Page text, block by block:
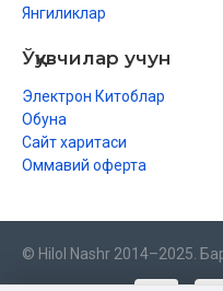
Янгиликлар
Ўқувчилар учун
Электрон Китоблар
Обуна
Сайт харитаси
Оммавий оферта
© Hilol Nashr 2014–2025.